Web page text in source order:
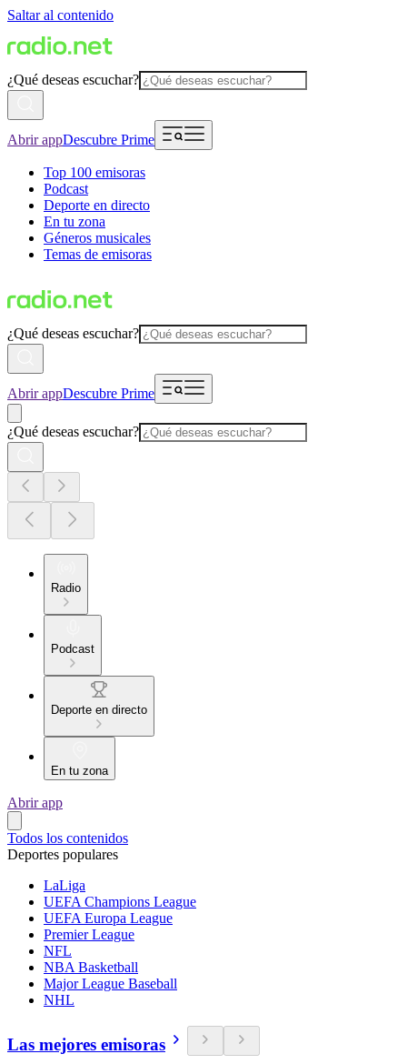
Saltar al contenido
¿Qué deseas escuchar?
Abrir appDescubre Prime
Top 100 emisoras
Podcast
Deporte en directo
En tu zona
Géneros musicales
Temas de emisoras
¿Qué deseas escuchar?
Abrir appDescubre Prime
¿Qué deseas escuchar?
Radio
Podcast
Deporte en directo
En tu zona
Abrir app
Todos los contenidos
Deportes populares
LaLiga
UEFA Champions League
UEFA Europa League
Premier League
NFL
NBA Basketball
Major League Baseball
NHL
Las mejores emisoras